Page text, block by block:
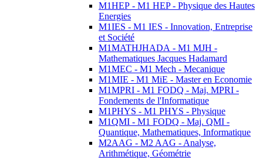
M1HEP - M1 HEP - Physique des Hautes
Energies
M1IES - M1 IES - Innovation, Entreprise
et Société
M1MATHJHADA - M1 MJH -
Mathematiques Jacques Hadamard
M1MEC - M1 Mech - Mecanique
M1MIE - M1 MiE - Master en Economie
M1MPRI - M1 FODQ - Maj. MPRI -
Fondements de l'Informatique
M1PHYS - M1 PHYS - Physique
M1QMI - M1 FODQ - Maj. QMI -
Quantique, Mathematiques, Informatique
M2AAG - M2 AAG - Analyse,
Arithmétique, Géométrie